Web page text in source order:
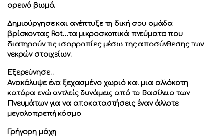
ορεινό βωμό.
Δημιούργησε και ανέπτυξε τη δική σου ομάδα
βρίσκοντας Rot…τα μικροσκοπικά πνεύματα που
διατηρούν τις ισορροπίες μέσω της αποσύνθεσης των
νεκρών στοιχείων.
Εξερεύνησε…
Ανακάλυψε ένα ξεχασμένο χωριό και μια αλλόκοτη
κατάρα ενώ αντλείς δυνάμεις από το Βασίλειο των
Πνευμάτων για να αποκαταστήσεις έναν άλλοτε
μεγαλοπρεπή κόσμο.
Γρήγορη μάχη